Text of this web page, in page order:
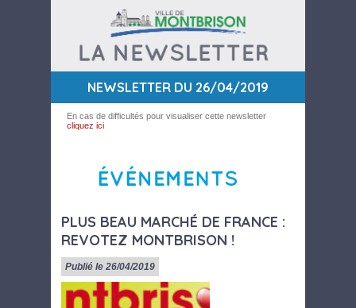
NEWSLETTER DU 26/04/2019
En cas de difficultés pour visualiser cette newsletter
cliquez ici
PLUS BEAU MARCHÉ DE FRANCE :
REVOTEZ MONTBRISON !
Publié le 26/04/2019